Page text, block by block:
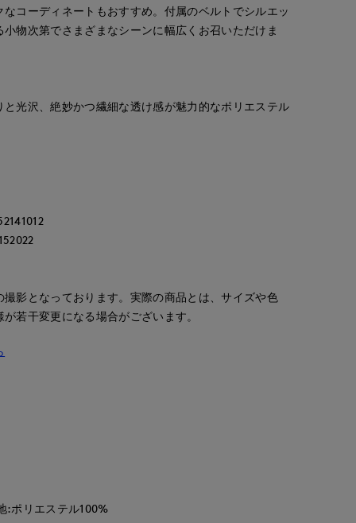
コーディネートもおすすめ。付属のベルトでシルエッ
小物次第でさまざまなシーンに幅広くお召いただけま
光沢、絶妙かつ繊細な透け感が魅力的なポリエステル
撮影となっております。実際の商品とは、サイズや色
若干変更になる場合がございます。
:ポリエステル100%